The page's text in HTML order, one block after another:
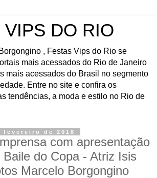
VIPS DO RIO
, Festas Vips do Rio se
mais acessados do Rio de Janeiro
mais acessados do Brasil no segmento
Entre no site e confira os
tendências, a moda e estilo no Rio de
de 2018
com apresentação
do Copa - Atriz Isis
Marcelo Borgongino